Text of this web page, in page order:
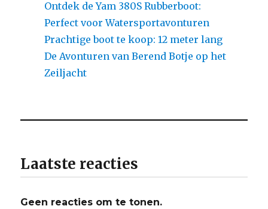
Ontdek de Yam 380S Rubberboot:
Perfect voor Watersportavonturen
Prachtige boot te koop: 12 meter lang
De Avonturen van Berend Botje op het
Zeiljacht
Laatste reacties
Geen reacties om te tonen.